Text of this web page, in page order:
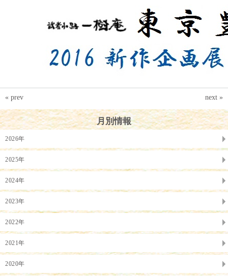
« prev next »
月別情報
2026年
2025年
2024年
2023年
2022年
2021年
2020年